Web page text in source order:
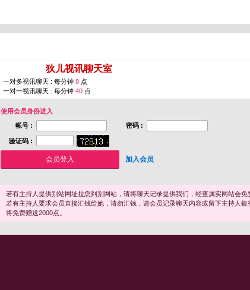
狄儿视讯聊天室
一对多视讯聊天 : 每分钟 8 点
一对一视讯聊天 : 每分钟 40 点
使用会员身份进入
帐号 :
密码 :
验证码 :
加入会员
若有主持人提供别站网址拉您到别网站，请将聊天记录提供我们，经查属实网站会免
若有主持人要求会员直接汇钱给她，请勿汇钱，请会员记录聊天内容或留下主持人
将免费赠送2000点。